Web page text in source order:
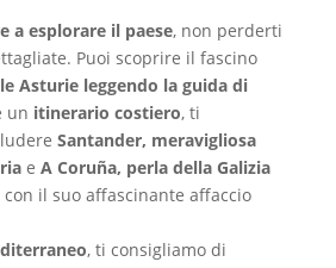
a esplorare il paese, non perderti
Puoi scoprire il fascino
Asturie leggendo la guida di
un itinerario costiero, ti
Santander, meravigliosa
e A Coruña, perla della Galizia
il suo affascinante affaccio
, ti consigliamo di